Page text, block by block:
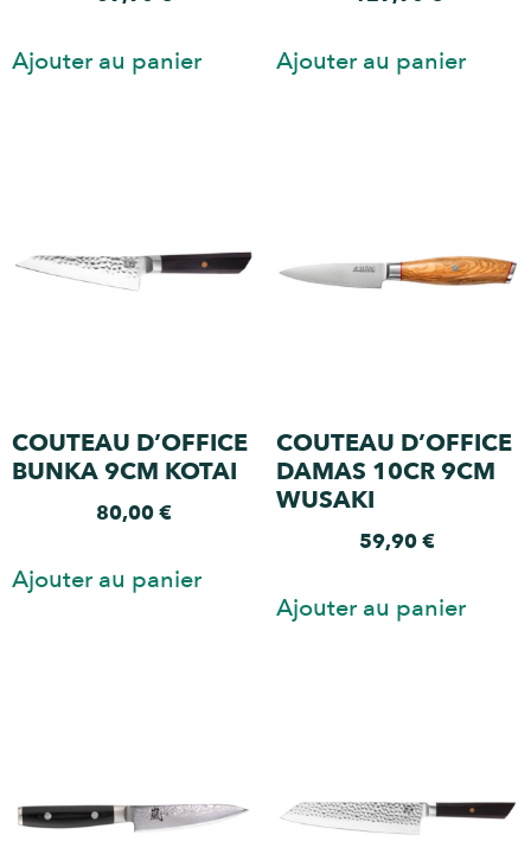
Ajouter au panier Ajouter au panier
COUTEAU D’OFFICE
BUNKA 9CM KOTAI
80,00€
Ajouter au panier
COUTEAU D’OFFICE
DAMAS 10CR 9CM
WUSAKI
59,90€
Ajouter au panier